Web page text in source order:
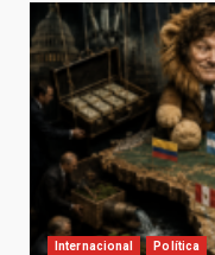
Internacional Política